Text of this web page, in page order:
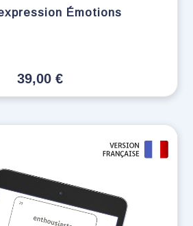
Émotions
39,00€